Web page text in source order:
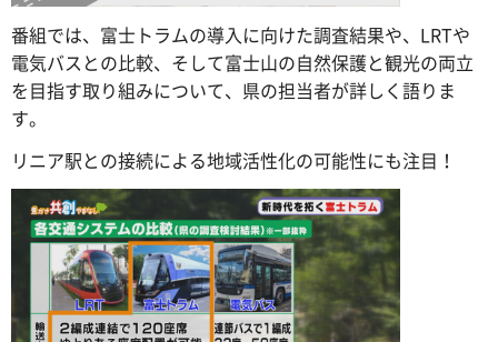
番組では、富士トラムの導入に向けた調査結果や、LRTや
電気バスとの比較、そして富士山の自然保護と観光の両立
を目指す取り組みについて、県の担当者が詳しく語りま
す。
リニア駅との接続による地域活性化の可能性にも注目！